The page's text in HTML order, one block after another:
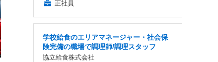
正社員
学校給食のエリアマネージャー・社会保
険完備の職場で調理師/調理スタッフ
協立給食株式会社